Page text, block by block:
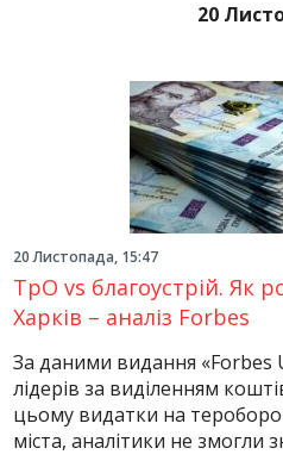
20
20 Листопада, 15:47
ТрО vs благоустрій. Як
Харків – аналіз Forbes
За даними видання «Forbes
лідерів за виділенням
цьому видатки на
міста, аналітики не змогли